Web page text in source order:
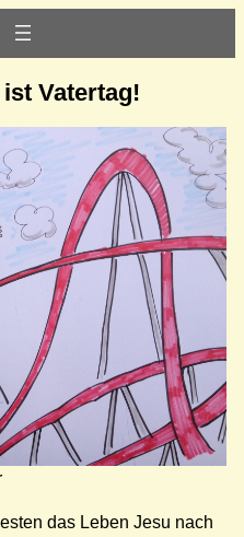
Vatertag!
das Leben Jesu nach